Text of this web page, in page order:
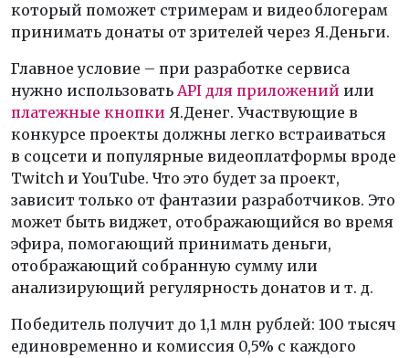
который поможет стримерам и видеоблогерам
принимать донаты от зрителей через Я.Деньги.
Главное условие – при разработке сервиса
нужно использовать API для приложений или
платежные кнопки Я.Денег. Участвующие в
конкурсе проекты должны легко встраиваться
в соцсети и популярные видеоплатформы вроде
Twitch и YouTube. Что это будет за проект,
зависит только от фантазии разработчиков. Это
может быть виджет, отображающийся во время
эфира, помогающий принимать деньги,
отображающий собранную сумму или
анализирующий регулярность донатов и т. д.
Победитель получит до 1,1 млн рублей: 100 тысяч
единовременно и комиссия 0,5% с каждого